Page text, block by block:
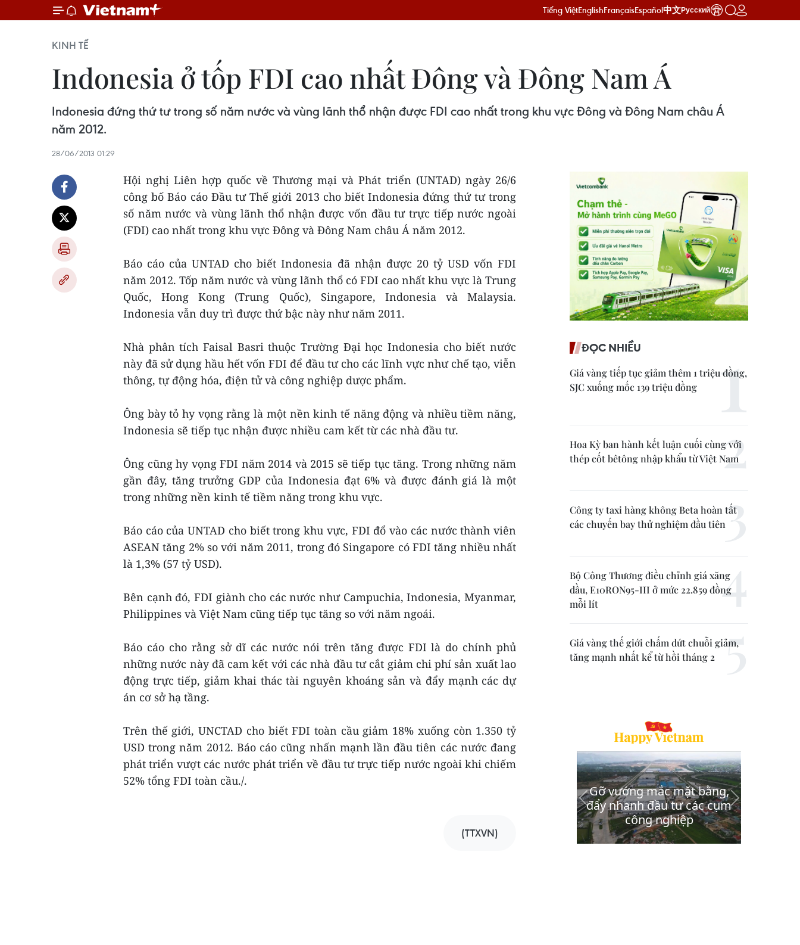
Tiếng ViệtEnglishFrançaisEspañol中文Русский
KINH TẾ
Indonesia ở tốp FDI cao nhất Đông và Đông Nam Á
Indonesia đứng thứ tư trong số năm nước và vùng lãnh thổ nhận được FDI cao nhất trong khu vực Đông và Đông Nam châu Á
năm 2012.
28/06/2013 01:29
Hội nghị Liên hợp quốc về Thương mại và Phát triển (UNTAD) ngày 26/6
công bố Báo cáo Đầu tư Thế giới 2013 cho biết Indonesia đứng thứ tư trong
số năm nước và vùng lãnh thổ nhận được vốn đầu tư trực tiếp nước ngoài
(FDI) cao nhất trong khu vực Đông và Đông Nam châu Á năm 2012.
Báo cáo của UNTAD cho biết Indonesia đã nhận được 20 tỷ USD vốn FDI
năm 2012. Tốp năm nước và vùng lãnh thổ có FDI cao nhất khu vực là Trung
Quốc, Hong Kong (Trung Quốc), Singapore, Indonesia và Malaysia.
Indonesia vẫn duy trì được thứ bậc này như năm 2011.
Nhà phân tích Faisal Basri thuộc Trường Đại học Indonesia cho biết nước
này đã sử dụng hầu hết vốn FDI để đầu tư cho các lĩnh vực như chế tạo, viễn
thông, tự động hóa, điện tử và công nghiệp dược phẩm.
Ông bày tỏ hy vọng rằng là một nền kinh tế năng động và nhiều tiềm năng,
Indonesia sẽ tiếp tục nhận được nhiều cam kết từ các nhà đầu tư.
Ông cũng hy vọng FDI năm 2014 và 2015 sẽ tiếp tục tăng. Trong những năm
gần đây, tăng trưởng GDP của Indonesia đạt 6% và được đánh giá là một
trong những nền kinh tế tiềm năng trong khu vực.
Báo cáo của UNTAD cho biết trong khu vực, FDI đổ vào các nước thành viên
ASEAN tăng 2% so với năm 2011, trong đó Singapore có FDI tăng nhiều nhất
là 1,3% (57 tỷ USD).
Bên cạnh đó, FDI giành cho các nước như Campuchia, Indonesia, Myanmar,
Philippines và Việt Nam cũng tiếp tục tăng so với năm ngoái.
Báo cáo cho rằng sở dĩ các nước nói trên tăng được FDI là do chính phủ
những nước này đã cam kết với các nhà đầu tư cắt giảm chi phí sản xuất lao
động trực tiếp, giảm khai thác tài nguyên khoáng sản và đẩy mạnh các dự
án cơ sở hạ tầng.
Trên thế giới, UNCTAD cho biết FDI toàn cầu giảm 18% xuống còn 1.350 tỷ
USD trong năm 2012. Báo cáo cũng nhấn mạnh lần đầu tiên các nước đang
phát triển vượt các nước phát triển về đầu tư trực tiếp nước ngoài khi chiếm
52% tổng FDI toàn cầu./.
(TTXVN)
ĐỌC NHIỀU
Giá vàng tiếp tục giảm thêm 1 triệu đồng,
SJC xuống mốc 139 triệu đồng
Hoa Kỳ ban hành kết luận cuối cùng với
thép cốt bêtông nhập khẩu từ Việt Nam
Công ty taxi hàng không Beta hoàn tất
các chuyến bay thử nghiệm đầu tiên
Bộ Công Thương điều chỉnh giá xăng
dầu, E10RON95-III ở mức 22.859 đồng
mỗi lít
Giá vàng thế giới chấm dứt chuỗi giảm,
tăng mạnh nhất kể từ hồi tháng 2